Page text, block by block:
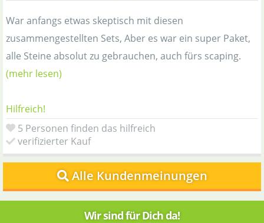
War anfangs etwas skeptisch mit diesen
zusammengestellten Sets, Aber es war ein super Paket,
alle Steine absolut zu gebrauchen, auch fürs scaping.
(mehr lesen)
Hilfreich!
5 Personen finden das hilfreich
verifizierter Kauf
Alle Kundenmeinungen
Wir sind für Dich da!